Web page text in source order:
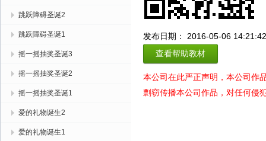
跳跃障碍圣诞2
跳跃障碍圣诞1
摇一摇抽奖圣诞3
摇一摇抽奖圣诞2
摇一摇抽奖圣诞1
爱的礼物诞生2
爱的礼物诞生1
发布日期： 2016-05-06 14:21:42
查看帮助教材
本公司在此严正声明，本公司作
剽窃传播本公司作品，对任何侵